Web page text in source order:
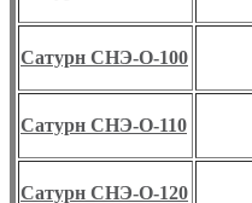
Сатурн СНЭ-О-100
Сатурн СНЭ-О-110
Сатурн СНЭ-О-120